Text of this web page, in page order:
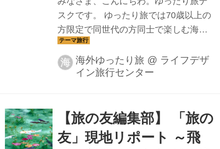
す。この地は紅茶やスパイスの産地と
しても知られ、広大な紅...
スクです。 ゆったり旅では70歳以上の
方限定で同世代の方同士で楽しむ海外
旅行をご案内しております。 （※2名様
以上でご参加の場合、どなたか1名で70
歳以上であればご参加いただけま
日間』が出発決定いたしました。 本ツ
アーは、弊社『世界をあるく』にてツ
アーグランプリ2016・観光庁長官賞を
海 海外ゆったり旅 @ ライフデザ
イン旅行センター
【旅の友編集部】 「旅の
友」現地リポート ～飛